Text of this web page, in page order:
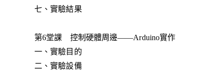
七、實驗結果
第6堂課 控制硬體周邊——Arduino實作
一、實驗目的
二、實驗設備